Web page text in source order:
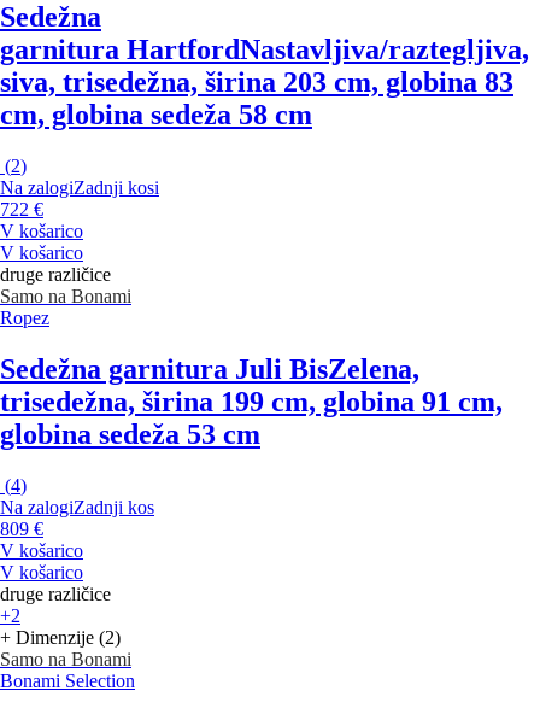
Sedežna
garnitura HartfordNastavljiva/raztegljiva,
siva, trisedežna, širina 203 cm, globina 83
cm, globina sedeža 58 cm
(2)
Na zalogiZadnji kosi
722 €
V košarico
V košarico
druge različice
Samo na Bonami
Ropez
Sedežna garnitura Juli BisZelena,
trisedežna, širina 199 cm, globina 91 cm,
globina sedeža 53 cm
(4)
Na zalogiZadnji kos
809 €
V košarico
V košarico
druge različice
+2
+ Dimenzije (2)
Samo na Bonami
Bonami Selection